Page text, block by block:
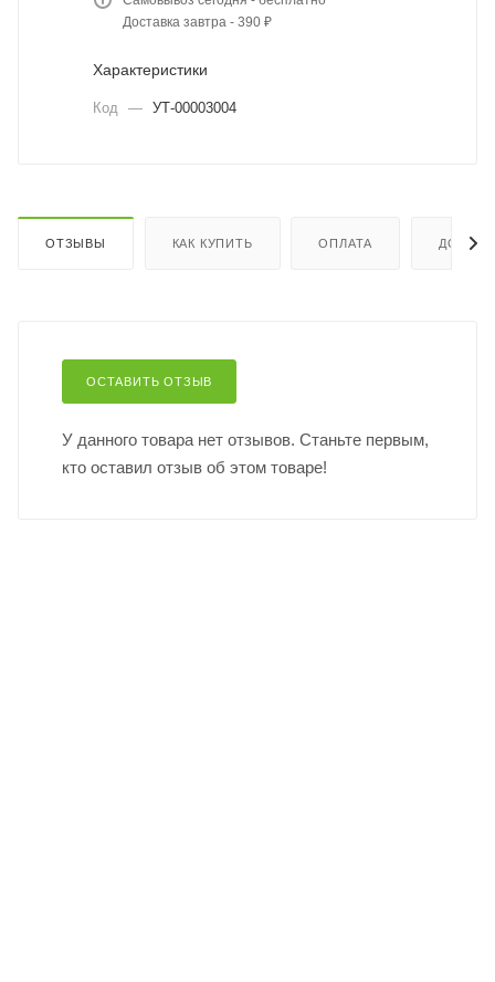
Доставка завтра - 390 ₽
Характеристики
Код — УТ-00003004
ОТЗЫВЫ КАК КУПИТЬ ОПЛАТА
ОСТАВИТЬ ОТЗЫВ
У данного товара нет отзывов. Станьте первым,
кто оставил отзыв об этом товаре!